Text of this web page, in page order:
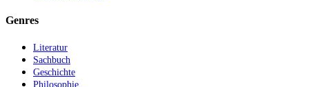
Genres
Literatur
Sachbuch
Geschichte
Philosophie